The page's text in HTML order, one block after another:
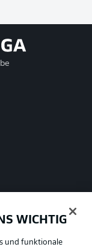
WICHTIG
und funktionale